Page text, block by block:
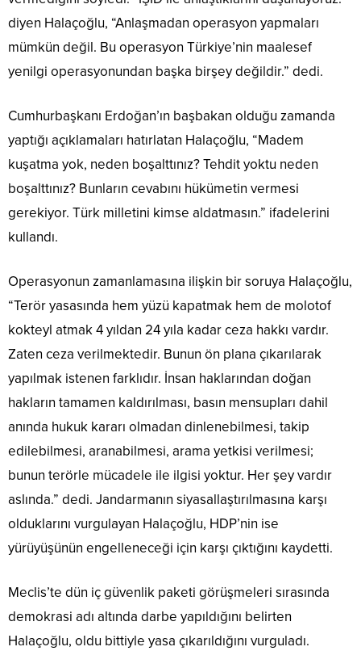
diyen Halaçoğlu, “Anlaşmadan operasyon yapmaları
mümkün değil. Bu operasyon Türkiye’nin maalesef
yenilgi operasyonundan başka birşey değildir.” dedi.
Cumhurbaşkanı Erdoğan’ın başbakan olduğu zamanda
yaptığı açıklamaları hatırlatan Halaçoğlu, “Madem
kuşatma yok, neden boşalttınız? Tehdit yoktu neden
boşalttınız? Bunların cevabını hükümetin vermesi
gerekiyor. Türk milletini kimse aldatmasın.” ifadelerini
kullandı.
Operasyonun zamanlamasına ilişkin bir soruya Halaçoğlu,
“Terör yasasında hem yüzü kapatmak hem de molotof
kokteyl atmak 4 yıldan 24 yıla kadar ceza hakkı vardır.
Zaten ceza verilmektedir. Bunun ön plana çıkarılarak
yapılmak istenen farklıdır. İnsan haklarından doğan
hakların tamamen kaldırılması, basın mensupları dahil
anında hukuk kararı olmadan dinlenebilmesi, takip
edilebilmesi, aranabilmesi, arama yetkisi verilmesi;
bunun terörle mücadele ile ilgisi yoktur. Her şey vardır
aslında.” dedi. Jandarmanın siyasallaştırılmasına karşı
olduklarını vurgulayan Halaçoğlu, HDP’nin ise
yürüyüşünün engelleneceği için karşı çıktığını kaydetti.
Meclis’te dün iç güvenlik paketi görüşmeleri sırasında
demokrasi adı altında darbe yapıldığını belirten
Halaçoğlu, oldu bittiyle yasa çıkarıldığını vurguladı.